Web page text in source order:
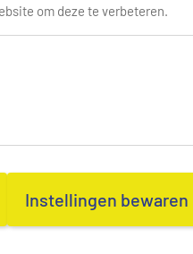
om deze te verbeteren.
Instellingen bewaren